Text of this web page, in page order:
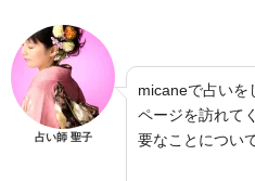
占い師 聖子
micaneで占いを
ページを訪れて
要なことについ